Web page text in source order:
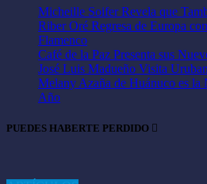
Micheille Soifer Revela que
Riber Oré Regresa de Europa
Flamenco
Café de la Paz Presenta sus
José Luis Madueño Visita
Melany Azaña de Huánuco es la
Año
PUEDES HABERTE PERDIDO